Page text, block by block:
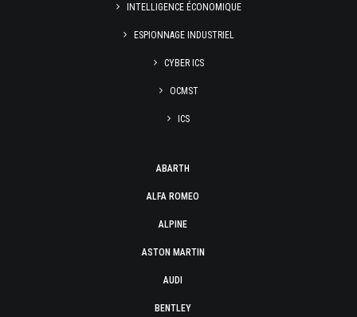
INTELLIGENCE ÉCONOMIQUE
ESPIONNAGE INDUSTRIEL
CYBER ICS
OCMST
ICS
ABARTH
ALFA ROMEO
ALPINE
ASTON MARTIN
AUDI
BENTLEY